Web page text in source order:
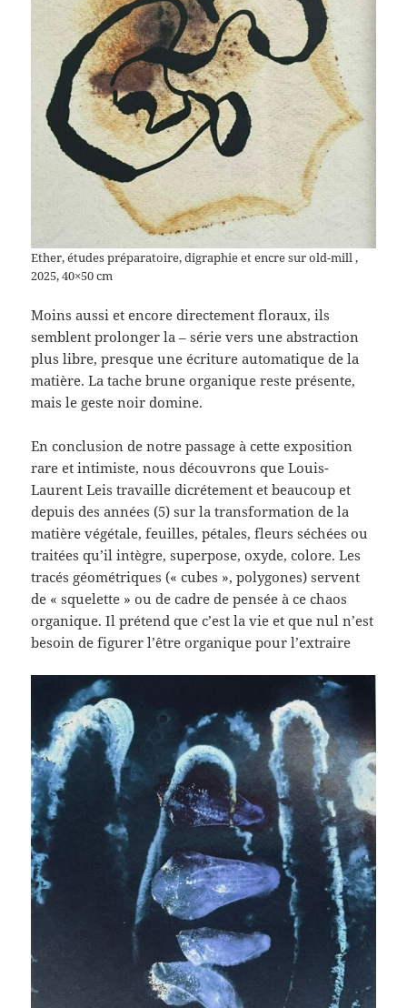
Ether, études préparatoire, digraphie et encre sur old-mill ,
2025, 40×50 cm
Moins aussi et encore directement floraux, ils
semblent prolonger la – série vers une abstraction
plus libre, presque une écriture automatique de la
matière. La tache brune organique reste présente,
mais le geste noir domine.
En conclusion de notre passage à cette exposition
rare et intimiste, nous découvrons que Louis-
Laurent Leis travaille dicrétement et beaucoup et
depuis des années (5) sur la transformation de la
matière végétale, feuilles, pétales, fleurs séchées ou
traitées qu’il intègre, superpose, oxyde, colore. Les
tracés géométriques (« cubes », polygones) servent
de « squelette » ou de cadre de pensée à ce chaos
organique. Il prétend que c’est la vie et que nul n’est
besoin de figurer l’être organique pour l’extraire